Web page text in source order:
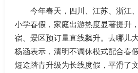
今年春天，四川、江苏、浙江
小学春假，家庭出游热度显著提升
宿、景区预订量直线飙升。去哪儿
杨涵表示，清明不调休模式配合春
短途踏青升级为长线度假，平滑了